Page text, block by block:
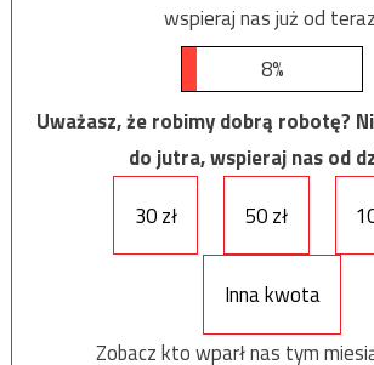
wspieraj nas już od
8%
Uważasz, że robimy dobrą robotę?
do jutra, wspieraj nas od
30 zł
50 zł
Inna kwota
Zobacz kto wparł nas tym